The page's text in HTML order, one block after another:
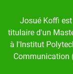
Josué Koffi
titulaire d'un
à l'Institut
Communication